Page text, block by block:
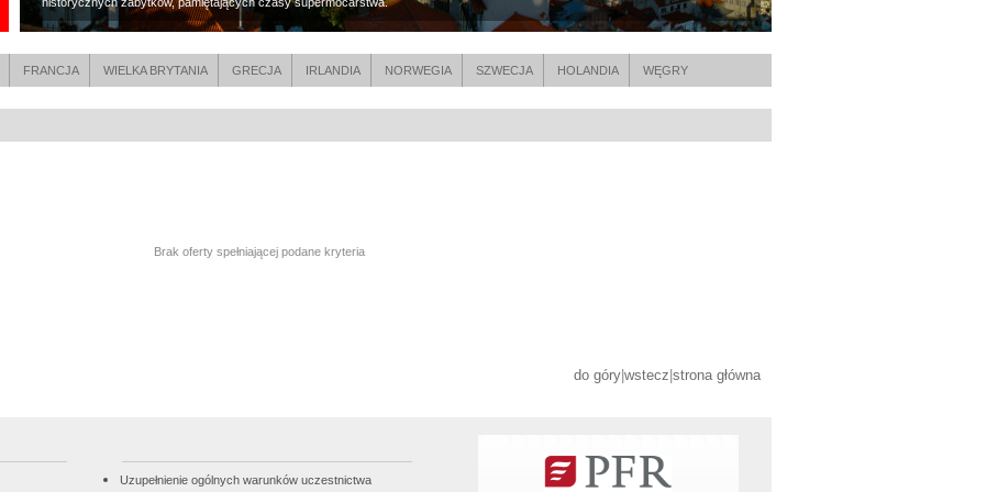
FRANCJA WIELKA BRYTANIA GRECJA IRLANDIA NORWEGIA SZWECJA HOLANDIA WĘGRY
Brak oferty spełniającej podane kryteria
do góry| wstecz strona główna
Uzupełnienie ogólnych warunków uczestnictwa